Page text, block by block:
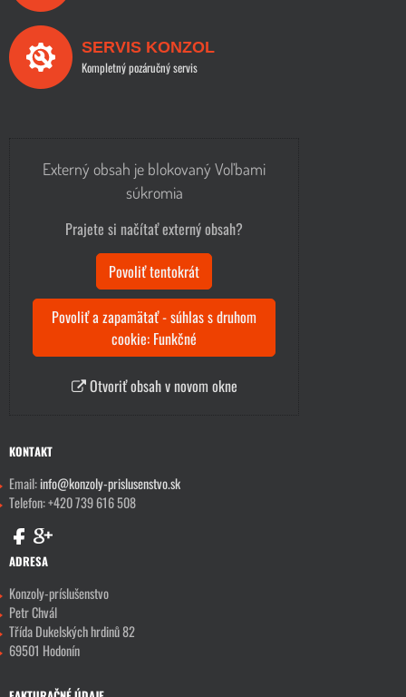
SERVIS KONZOL
Kompletný pozáručný servis
Externý obsah je blokovaný Voľbami
súkromia
Prajete si načítať externý obsah?
Povoliť tentokrát
Povoliť a zapamätať - súhlas s druhom
cookie: Funkčné
Otvoriť obsah v novom okne
KONTAKT
Email:info@konzoly-prislusenstvo.sk
Telefon: +420 739 616 508
ADRESA
Konzoly-príslušenstvo
Petr Chvál
Třída Dukelských hrdinů 82
69501 Hodonín